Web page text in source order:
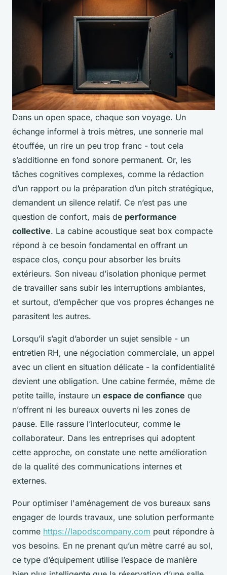
Dans un open space, chaque son voyage. Un
échange informel à trois mètres, une sonnerie mal
étouffée, un rire un peu trop franc - tout cela
s’additionne en fond sonore permanent. Or, les
tâches cognitives complexes, comme la rédaction
d’un rapport ou la préparation d’un pitch stratégique,
demandent un silence relatif. Ce n’est pas une
question de confort, mais de performance
collective. La cabine acoustique seat box compacte
répond à ce besoin fondamental en offrant un
espace clos, conçu pour absorber les bruits
extérieurs. Son niveau d’isolation phonique permet
de travailler sans subir les interruptions ambiantes,
et surtout, d’empêcher que vos propres échanges ne
parasitent les autres.
Lorsqu’il s’agit d’aborder un sujet sensible - un
entretien RH, une négociation commerciale, un appel
avec un client en situation délicate - la confidentialité
devient une obligation. Une cabine fermée, même de
petite taille, instaure un espace de confiance que
n’offrent ni les bureaux ouverts ni les zones de
pause. Elle rassure l’interlocuteur, comme le
collaborateur. Dans les entreprises qui adoptent
cette approche, on constate une nette amélioration
de la qualité des communications internes et
externes.
Pour optimiser l'aménagement de vos bureaux sans
engager de lourds travaux, une solution performante
comme https://lapodscompany.com peut répondre à
vos besoins. En ne prenant qu’un mètre carré au sol,
ce type d’équipement utilise l’espace de manière